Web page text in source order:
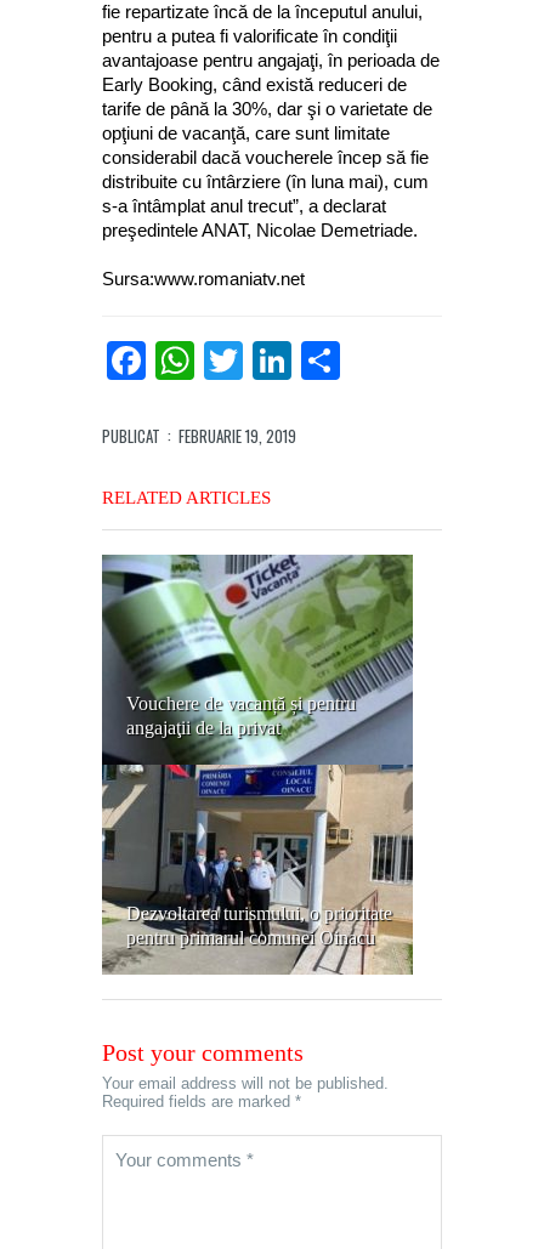
fie repartizate încă de la începutul anului,
pentru a putea fi valorificate în condiţii
avantajoase pentru angajaţi, în perioada de
Early Booking, când există reduceri de
tarife de până la 30%, dar şi o varietate de
opţiuni de vacanţă, care sunt limitate
considerabil dacă voucherele încep să fie
distribuite cu întârziere (în luna mai), cum
s-a întâmplat anul trecut”, a declarat
preşedintele ANAT, Nicolae Demetriade.
Sursa:www.romaniatv.net
Facebook
WhatsApp
TwitterLinkedIn
PUBLICAT : FEBRUARIE 19, 2019
RELATED ARTICLES
Vouchere de vacanță și pentru
angajaţii de la privat
Dezvoltarea turismului, o prioritate
pentru primarul comunei Oinacu
Post your comments
Your email address will not be published.
Required fields are marked *